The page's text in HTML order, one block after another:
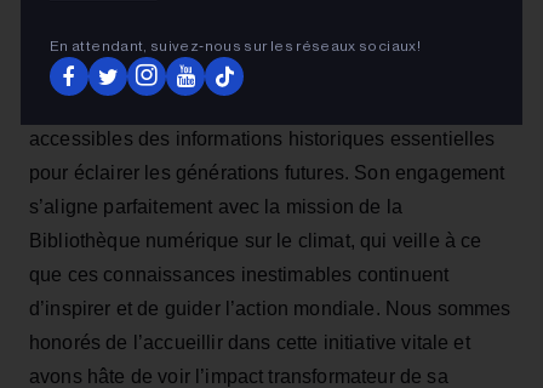
« Grâce à son influence mondiale, il touche des publics
accessibles des informations historiques essentielles
pour éclairer les générations futures. Son engagement
s’aligne parfaitement avec la mission de la
Bibliothèque numérique sur le climat, qui veille à ce
que ces connaissances inestimables continuent
d’inspirer et de guider l’action mondiale. Nous sommes
honorés de l’accueillir dans cette initiative vitale et
avons hâte de voir l’impact transformateur de sa
En attendant, suivez‑nous sur les réseaux sociaux!